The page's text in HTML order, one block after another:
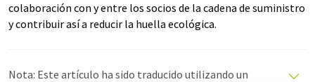
colaboración con y entre los socios de la cadena de suministro
y contribuir así a reducir la huella ecológica.
Nota: Este artículo ha sido traducido utilizando un